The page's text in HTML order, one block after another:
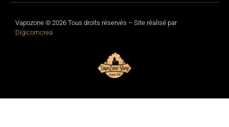
Vapozone © 2026 Tous droits réservés – Site réalisé par
Digicomcrea